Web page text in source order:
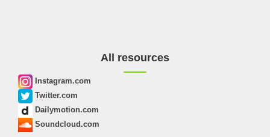
All resources
Instagram.com
Twitter.com
Dailymotion.com
Soundcloud.com